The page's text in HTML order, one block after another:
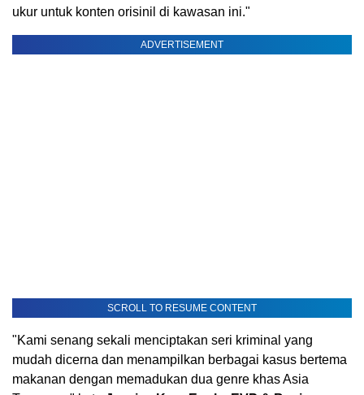
ukur untuk konten orisinil di kawasan ini."
ADVERTISEMENT
SCROLL TO RESUME CONTENT
"Kami senang sekali menciptakan seri kriminal yang
mudah dicerna dan menampilkan berbagai kasus bertema
makanan dengan memadukan dua genre khasAsia